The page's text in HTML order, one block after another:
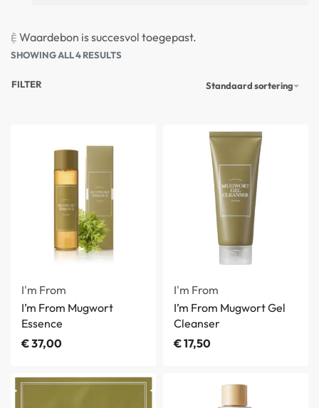
Waardebon is succesvol toegepast.
SHOWING ALL 4 RESULTS
Standaard sortering
FILTER
I'm From
I’m From Mugwort
Essence
€37,00
I'm From
I’m From Mugwort Gel
Cleanser
€17,50